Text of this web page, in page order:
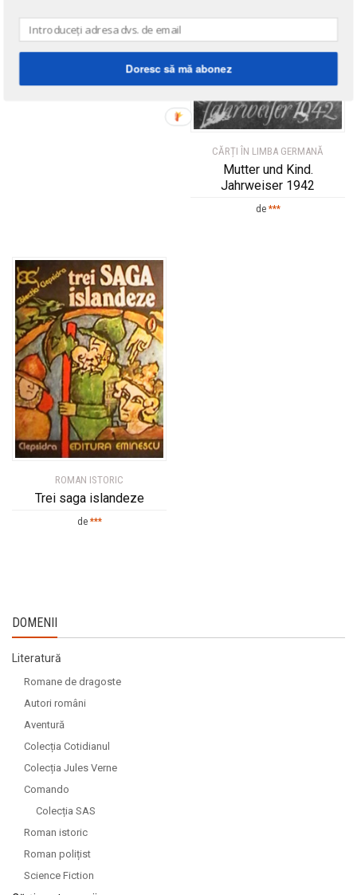
Ghid de conversatie
poliglot roman – englez –
german – francez – italian
CĂRȚI ÎN LIMBA GERMANĂ
Mutter und Kind.
Jahrweiser 1942
de ***
ROMAN ISTORIC
Trei saga islandeze
de ***
DOMENII
Literatură
Romane de dragoste
Autori români
Aventură
Colecția Cotidianul
Colecția Jules Verne
Comando
Colecția SAS
Roman istoric
Roman polițist
Science Fiction
Doresc să mă abonez